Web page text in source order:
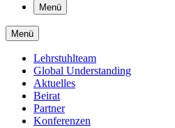
Menü
Menü
Lehrstuhlteam
Global Understanding
Aktuelles
Beirat
Partner
Konferenzen